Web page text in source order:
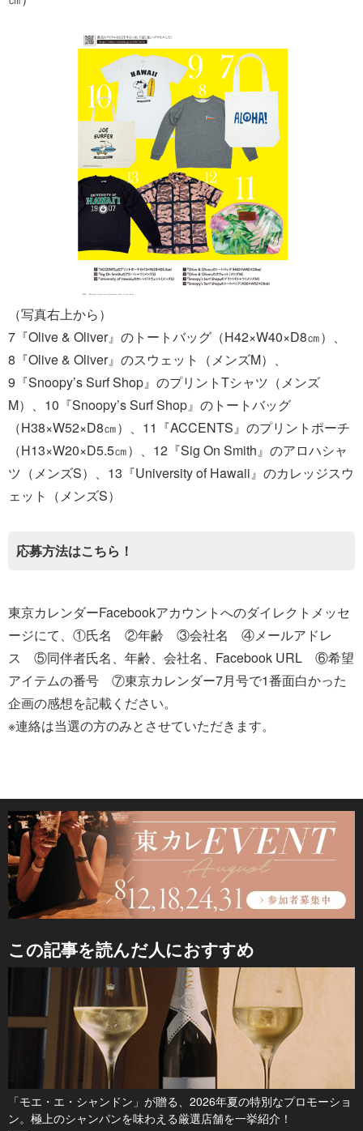
（写真右上から）
7『Olive & Oliver』のトートバッグ（H42×W40×D8㎝）、
8『Olive & Oliver』のスウェット（メンズM）、
9『Snoopy’s Surf Shop』のプリントTシャツ（メンズ
M）、10『Snoopy’s Surf Shop』のトートバッグ
（H38×W52×D8㎝）、11『ACCENTS』のプリントポーチ
（H13×W20×D5.5㎝）、12『Sig On Smith』のアロハシャ
ツ（メンズS）、13『University of Hawaii』のカレッジスウ
ェット（メンズS）
応募方法はこちら！
東京カレンダーFacebookアカウントへのダイレクトメッセ
ージにて、①氏名 ②年齢 ③会社名 ④メールアドレ
ス ⑤同伴者氏名、年齢、会社名、Facebook URL ⑥希望
アイテムの番号 ⑦東京カレンダー7月号で1番面白かった
企画の感想を記載ください。
※連絡は当選の方のみとさせていただきます。
この記事を読んだ人におすすめ
「モエ・エ・シャンドン」が贈る、2026年夏の特別なプロモーショ
ン。極上のシャンパンを味わえる厳選店舗を一挙紹介！